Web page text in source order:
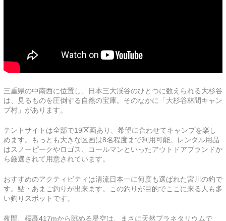
三重県の中南西に位置し、日本三大渓谷のひとつに数えられる大杉谷
は、見るものを圧倒する自然の宝庫。そのなかに「大杉谷林間キャン
プ村」があります。
テントサイトは全部で19区画あり、希望に合わせてキャンプを楽し
めます。もっとも大きな区画は8名程度まで利用可能。レンタル用品
はスノーピークやロゴス、コールマンといったアウトドアブランドか
ら厳選されて用意されています。
おすすめのアクティビティは清流日本一に何度も選ばれた宮川の釣で
す。鮎・あまご釣りが出来ます。この釣りが目的でここに来る人も多
い釣りスポットです。
夜間、標高417mから眺める星空は、まさに天然プラネタリウムで